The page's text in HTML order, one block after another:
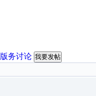
版务讨论 我要发帖